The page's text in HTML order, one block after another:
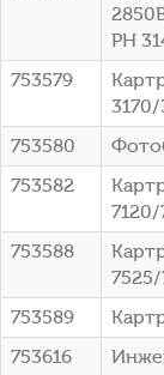
PH
753579
3170/
753580
753582
753588
753589
753616